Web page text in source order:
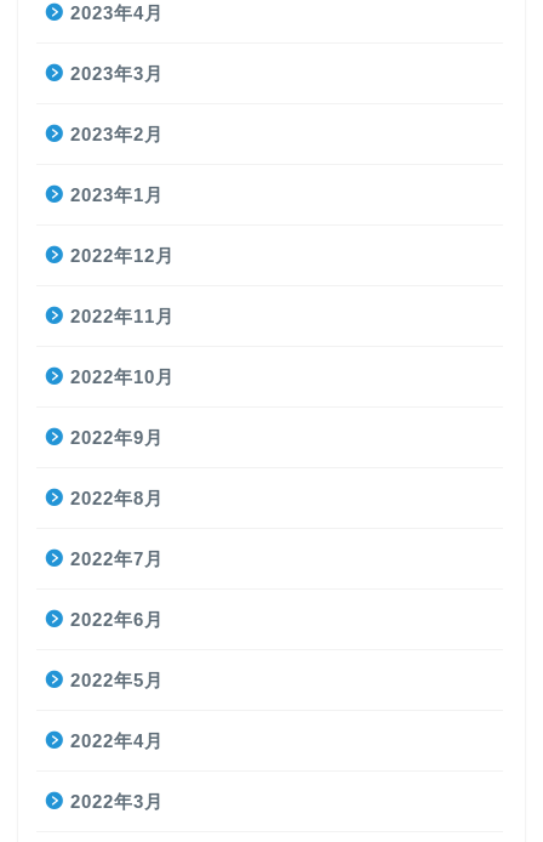
2023年4月
2023年3月
2023年2月
2023年1月
2022年12月
2022年11月
2022年10月
2022年9月
2022年8月
2022年7月
2022年6月
2022年5月
2022年4月
2022年3月